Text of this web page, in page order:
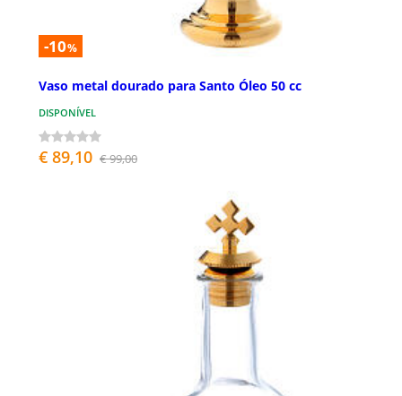
-10%
Vaso metal dourado para Santo Óleo 50 cc
DISPONÍVEL
€ 89,10 € 99,00